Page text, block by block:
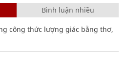
Bình luận nhiều
công thức lượng giác bằng thơ,